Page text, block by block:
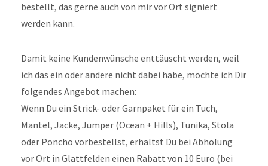
bestellt, das gerne auch von mir vor Ort signiert
werden kann.
Damit keine Kundenwünsche enttäuscht werden, weil
ich das ein oder andere nicht dabei habe, möchte ich Dir
folgendes Angebot machen:
Wenn Du ein Strick- oder Garnpaket für ein Tuch,
Mantel, Jacke, Jumper (Ocean + Hills), Tunika, Stola
oder Poncho vorbestellst, erhältst Du bei Abholung
vor Ort in Glattfelden einen Rabatt von 10 Euro (bei